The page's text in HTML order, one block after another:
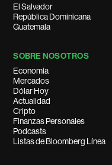
El Salvador
República Dominicana
Guatemala
SOBRE NOSOTROS
Economía
Mercados
Dólar Hoy
Actualidad
Cripto
Finanzas Personales
Podcasts
Listas de Bloomberg Línea